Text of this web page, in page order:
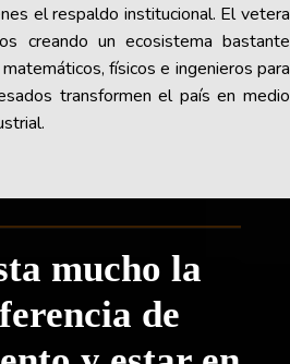
el respaldo institucional. El vetera
creando un ecosistema bastante
físicos e ingenieros para
transformen el país en medio
mucho la
de